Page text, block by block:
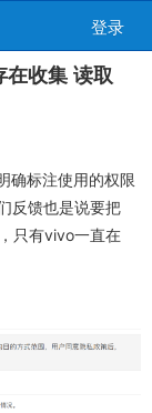
登录
收集 读取
确标注使用的权限
反馈也是说要把
只有vivo一直在